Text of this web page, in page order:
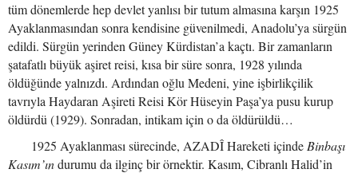
tüm dönemlerde hep devlet yanlısı bir tutum almasına karşın 1925
Ayaklanmasından sonra kendisine güvenilmedi, Anadolu’ya sürgün
edildi. Sürgün yerinden Güney Kürdistan’a kaçtı. Bir zamanların
şatafatlı büyük aşiret reisi, kısa bir süre sonra, 1928 yılında
öldüğünde yalnızdı. Ardından oğlu Medeni, yine işbirlikçilik
tavrıyla Haydaran Aşireti Reisi Kör Hüseyin Paşa’ya pusu kurup
öldürdü (1929). Sonradan, intikam için o da öldürüldü…
1925 Ayaklanması sürecinde, AZADÎ Hareketi içinde Binbaşı
Kasım’ındurumu da ilginç bir örnektir. Kasım, Cibranlı Halid’in